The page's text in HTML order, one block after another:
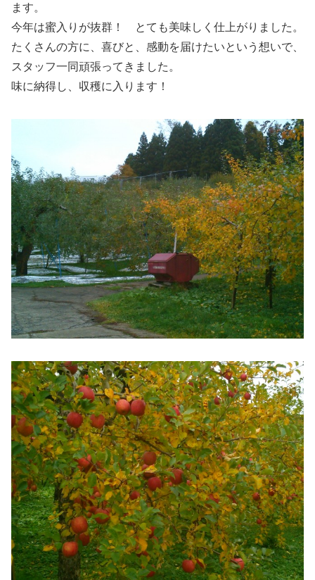
ます。
今年は蜜入りが抜群！ とても美味しく仕上がりました。
たくさんの方に、喜びと、感動を届けたいという想いで、
スタッフ一同頑張ってきました。
味に納得し、収穫に入ります！